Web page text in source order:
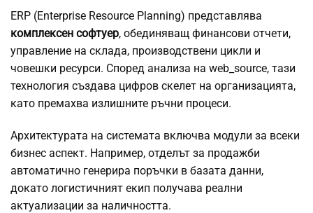
ERP (Enterprise Resource Planning) представлява
комплексен софтуер, обединяващ финансови отчети,
управление на склада, производствени цикли и
човешки ресурси. Според анализа на web_source, тази
технология създава цифров скелет на организацията,
като премахва излишните ръчни процеси.
Архитектурата на системата включва модули за всеки
бизнес аспект. Например, отделът за продажби
автоматично генерира поръчки в базата данни,
докато логистичният екип получава реални
актуализации за наличността.